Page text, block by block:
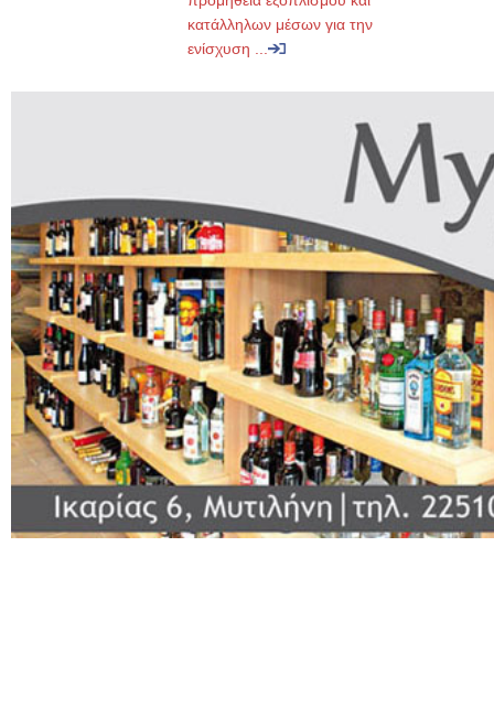
κατάλληλων μέσων για την
ενίσχυση ...